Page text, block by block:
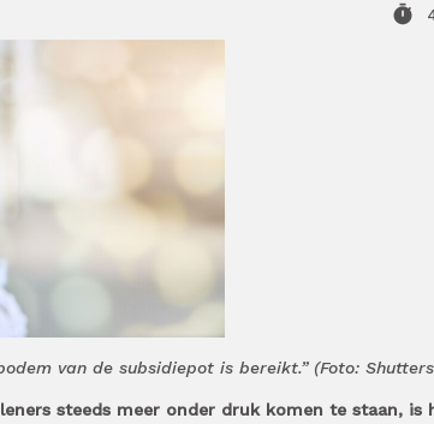
timer
van de subsidiepot is bereikt.” (Foto:
steeds meer onder druk komen te staan, is